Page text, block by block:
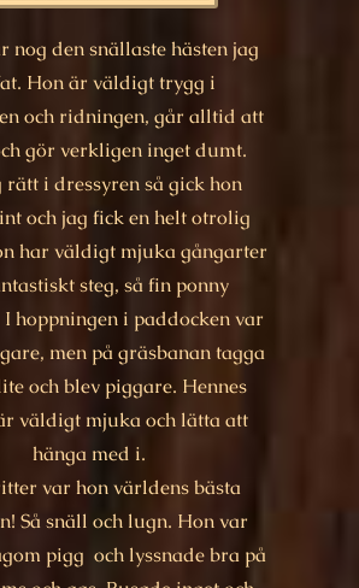
nog den snällaste hästen jag
Hon är väldigt trygg i
och ridningen, går alltid att
gör verkligen inget dumt.
rätt i dressyren så gick hon
och jag fick en helt otrolig
har väldigt mjuka gångarter
steg, så fin ponny
hoppningen i paddocken var
men på gräsbanan tagga
och blev piggare. Hennes
väldigt mjuka och lätta att
hänga med i.
var hon världens bästa
Så snäll och lugn. Hon var
pigg och lyssnade bra på